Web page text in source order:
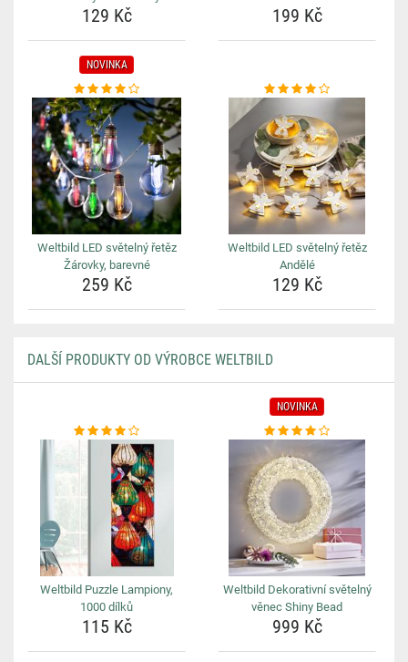
129 Kč 199 Kč
NOVINKA
Weltbild LED světelný řetěz
Žárovky, barevné
259 Kč
Weltbild LED světelný řetěz
Andělé
129 Kč
DALŠÍ PRODUKTY OD VÝROBCE WELTBILD
Weltbild Puzzle Lampiony,
1000 dílků
115 Kč
NOVINKA
Weltbild Dekorativní světelný
věnec Shiny Bead
999 Kč